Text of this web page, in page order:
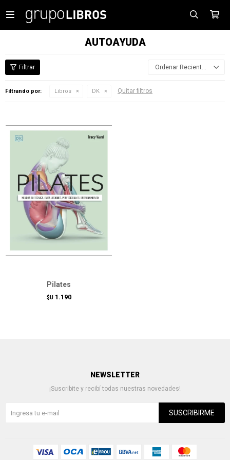

AUTOAYUDA
Recientes
Filtrando por: Libros DK Quitar filtros
Pilates
$U 1.190
NEWSLETTER
¡Suscribite y recibí todas nuestras novedades!
SUSCRIBIRME